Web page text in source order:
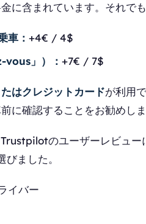
に含まれています。それで
車： +4€ / 4$
vous」）： +7€ / 7$
はクレジットカードが利用
に確認することをお勧めし
のユーザーレビュー
ました。
イバー